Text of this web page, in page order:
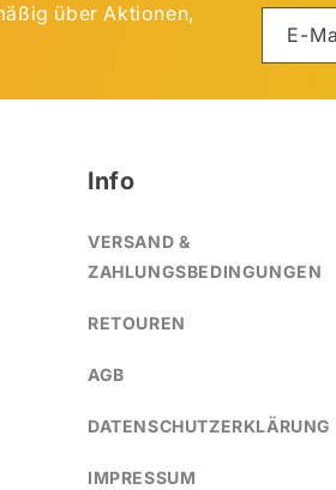
über Aktionen,
E-
Info
VERSAND &
ZAHLUNGSBEDINGUNGEN
RETOUREN
AGB
DATENSCHUTZERKLÄRUNG
IMPRESSUM